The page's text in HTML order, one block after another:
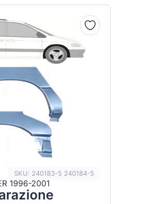
SKU: 240183-5 240184-5
1996-2001